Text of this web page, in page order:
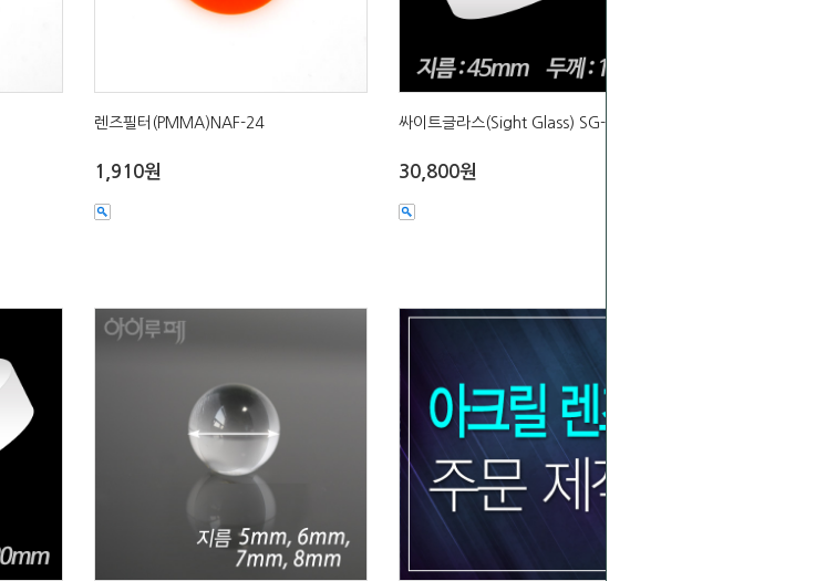
렌즈필터(PMMA)NAF-24
1,910원
싸이트글라스(Sight Glass) SG-45
30,800원